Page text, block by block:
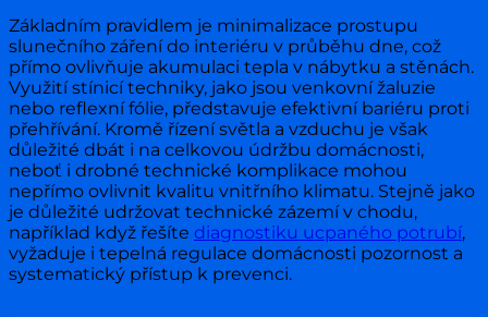
Základním pravidlem je minimalizace prostupu
slunečního záření do interiéru v průběhu dne, což
přímo ovlivňuje akumulaci tepla v nábytku a stěnách.
Využití stínicí techniky, jako jsou venkovní žaluzie
nebo reflexní fólie, představuje efektivní bariéru proti
přehřívání. Kromě řízení světla a vzduchu je však
důležité dbát i na celkovou údržbu domácnosti,
neboť i drobné technické komplikace mohou
nepřímo ovlivnit kvalitu vnitřního klimatu. Stejně jako
je důležité udržovat technické zázemí v chodu,
například když řešíte diagnostiku ucpaného potrubí,
vyžaduje i tepelná regulace domácnosti pozornost a
systematický přístup k prevenci.